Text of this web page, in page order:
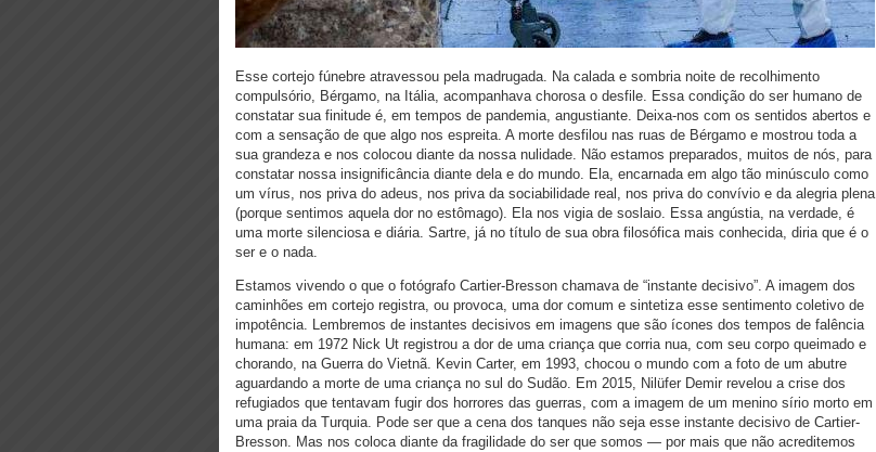
Esse cortejo fúnebre atravessou pela madrugada. Na calada e sombria noite de recolhimento
compulsório, Bérgamo, na Itália, acompanhava chorosa o desfile. Essa condição do ser humano de
constatar sua finitude é, em tempos de pandemia, angustiante. Deixa-nos com os sentidos abertos e
com a sensação de que algo nos espreita. A morte desfilou nas ruas de Bérgamo e mostrou toda a
sua grandeza e nos colocou diante da nossa nulidade. Não estamos preparados, muitos de nós, para
constatar nossa insignificância diante dela e do mundo. Ela, encarnada em algo tão minúsculo como
um vírus, nos priva do adeus, nos priva da sociabilidade real, nos priva do convívio e da alegria plena
(porque sentimos aquela dor no estômago). Ela nos vigia de soslaio. Essa angústia, na verdade, é
uma morte silenciosa e diária. Sartre, já no título de sua obra filosófica mais conhecida, diria que é o
ser e o nada.
Estamos vivendo o que o fotógrafo Cartier-Bresson chamava de “instante decisivo”. A imagem dos
caminhões em cortejo registra, ou provoca, uma dor comum e sintetiza esse sentimento coletivo de
impotência. Lembremos de instantes decisivos em imagens que são ícones dos tempos de falência
humana: em 1972 Nick Ut registrou a dor de uma criança que corria nua, com seu corpo queimado e
chorando, na Guerra do Vietnã. Kevin Carter, em 1993, chocou o mundo com a foto de um abutre
aguardando a morte de uma criança no sul do Sudão. Em 2015, Nilüfer Demir revelou a crise dos
refugiados que tentavam fugir dos horrores das guerras, com a imagem de um menino sírio morto em
uma praia da Turquia. Pode ser que a cena dos tanques não seja esse instante decisivo de Cartier-
Bresson. Mas nos coloca diante da fragilidade do ser que somos — por mais que não acreditemos